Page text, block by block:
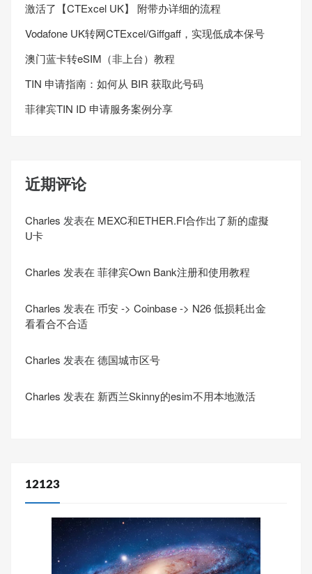
激活了【CTExcel UK】 附带办详细的流程
Vodafone UK转网CTExcel/Giffgaff，实现低成本保号
澳门蓝卡转eSIM（非上台）教程
TIN 申请指南：如何从 BIR 获取此号码
菲律宾TIN ID 申请服务案例分享
近期评论
Charles 发表在 MEXC和ETHER.FI合作出了新的虛擬
U卡
Charles 发表在 菲律宾Own Bank注册和使用教程
Charles 发表在 币安 -> Coinbase -> N26 低损耗出金
看看合不合适
Charles 发表在 德国城市区号
Charles 发表在 新西兰Skinny的esim不用本地激活
12123